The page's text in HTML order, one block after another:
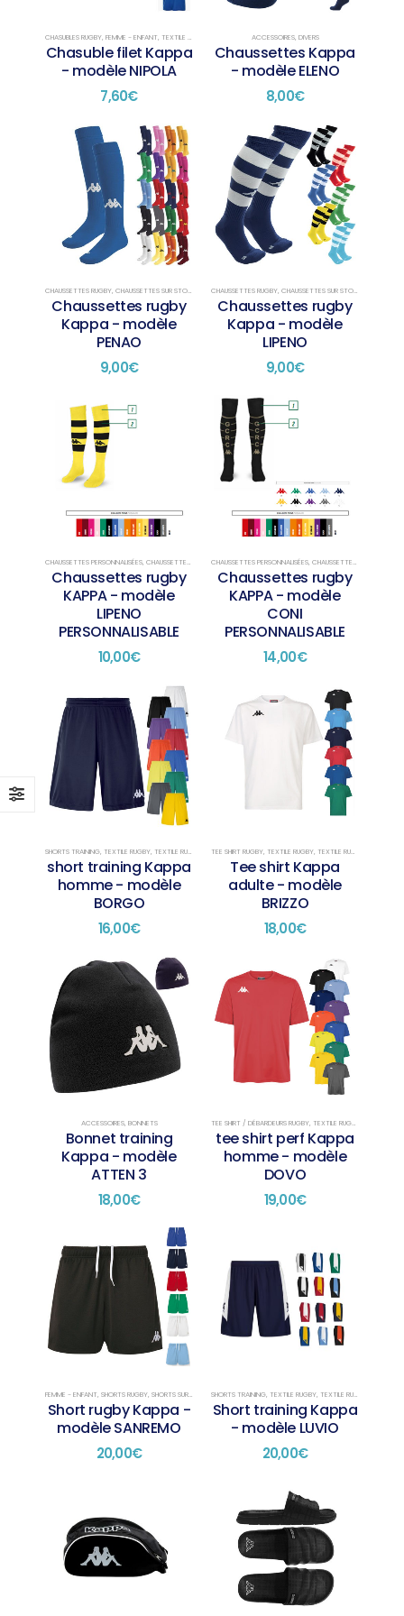
CHASUBLES RUGBY, FEMME - ENFANT, TEXTILE RUGBY TEXTILE RUGBY TRAINING
Chasuble filet Kappa
- modèle NIPOLA
7,60€
choisies
sur
choisies
sur
ACCESSOIRES, DIVERS
Chaussettes Kappa
- modèle ELENO
8,00€
CHAUSSETTES RUGBY, CHAUSSETTES SUR STOCK
Chaussettes rugby
Kappa - modèle
PENAO
9,00€
CHAUSSETTES RUGBY, CHAUSSETTES SUR STOCK
Chaussettes rugby
Kappa - modèle
LIPENO
9,00€
CHAUSSETTES PERSONNALISÉES, CHAUSSETTES RUGBY
Chaussettes rugby
KAPPA - modèle
LIPENO
PERSONNALISABLE
10,00€
CHAUSSETTES PERSONNALISÉES, CHAUSSETTES RUGBY
Chaussettes rugby
KAPPA - modèle
CONI
PERSONNALISABLE
14,00€
SHORTS TRAINING, TEXTILE RUGBY, TEXTILE RUGBY TRAINING
short training Kappa
homme - modèle
BORGO
16,00€
TEE SHIRT RUGBY, TEXTILE RUGBY, TEXTILE RUGBY PRÉSENTATION
Tee shirt Kappa
adulte - modèle
BRIZZO
18,00€
produit
plusieurs
variations.
options
peuvent
choisies
produit
plusieurs
variations.
options
peuvent
choisiesACCESSOIRES, BONNETS
Bonnet training
Kappa - modèle
ATTEN 3
18,00€
TEE SHIRT / DÉBARDEURS RUGBY, TEXTILE RUGBY
tee shirt perf Kappa
homme - modèle
DOVO
19,00€
FEMME - ENFANT, SHORTS RUGBY, SHORTS SUR STOCK
Short rugby Kappa -
modèle SANREMO
20,00€
SHORTS TRAINING, TEXTILE RUGBY, TEXTILE RUGBY TRAINING
Short training Kappa
- modèle LUVIO
20,00€